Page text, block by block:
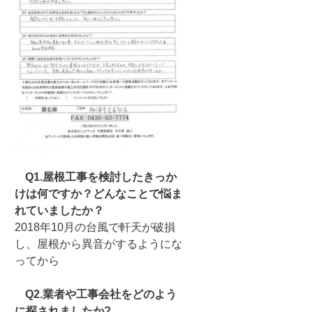
Q1.屋根工事を検討したきっか
けは何ですか？どんなことで悩ま
れていましたか？
2018年10月の台風で軒天が破損
し、屋根から異音がするようにな
ってから
Q2.業者や工事会社をどのよう